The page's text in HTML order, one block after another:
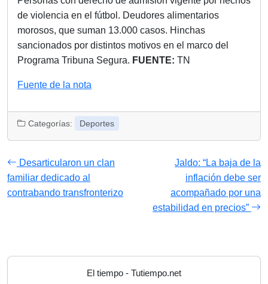
de violencia en el fútbol. Deudores alimentarios
morosos, que suman 13.000 casos. Hinchas
sancionados por distintos motivos en el marco del
Programa Tribuna Segura. FUENTE: TN
Fuente de la nota
Categorías: Deportes
Desarticularon un clan
familiar dedicado al
contrabando transfronterizo
Jaldo: “La baja de la
inflación debe ser
acompañado por una
estabilidad en precios”
El tiempo - Tutiempo.net